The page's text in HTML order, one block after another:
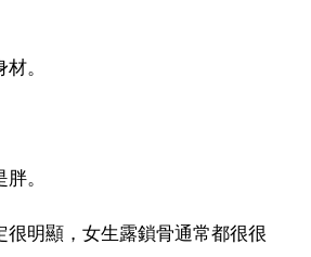
。
。
很明顯，女生露鎖骨通常都很很